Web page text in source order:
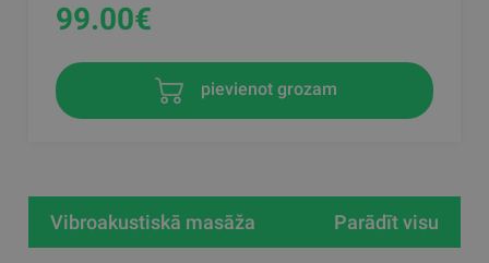
99.00€
pievienot grozam
Vibroakustiskā masāža Parādīt visu